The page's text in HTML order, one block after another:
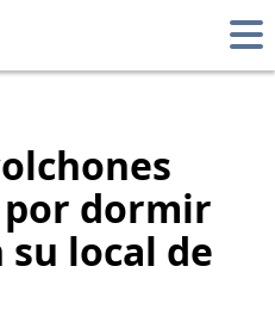
por dormir
local de